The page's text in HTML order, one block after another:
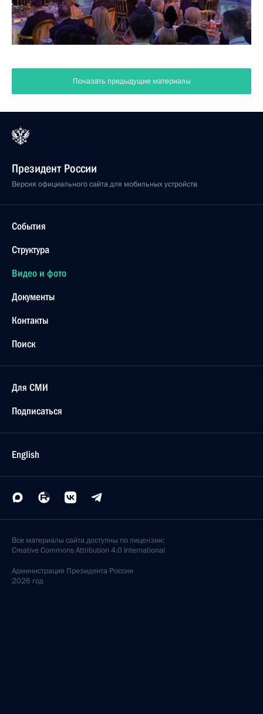
Показать предыдущие материалы
Президент России
Версия официального сайта для мобильных устройств
События
Структура
Видео и фото
Документы
Контакты
Поиск
Для СМИ
Подписаться
English
Все материалы сайта доступны по лицензии:
Creative Commons Attribution 4.0 International
Администрация Президента России
2026 год